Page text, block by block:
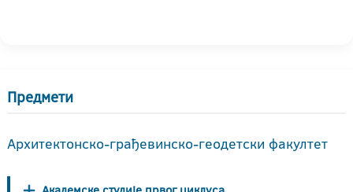
Предмети
Архитектонско-грађевинско-геодетски факултет